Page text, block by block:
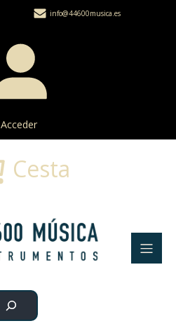
info@44600musica.es
Acceder
Buscar
Cesta